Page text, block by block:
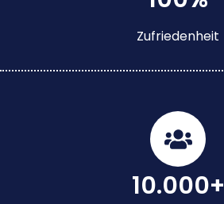
Zufriedenheit
10.000+